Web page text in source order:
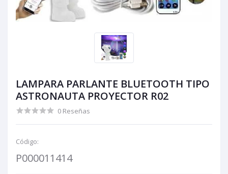
LAMPARA PARLANTE BLUETOOTH TIPO
ASTRONAUTA PROYECTOR R02
0 Reseñas
Código:
P000011414